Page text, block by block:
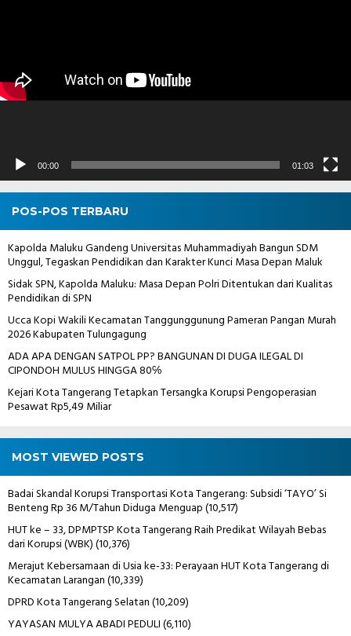
00:00 01:03
POS-POS TERBARU
Kapolda Maluku Gandeng Universitas Muhammadiyah Bangun SDM
Unggul, Tegaskan Pendidikan dan Karakter Kunci Masa Depan Maluk
Sidak SPN, Kapolda Maluku: Masa Depan Polri Ditentukan dari Kualitas
Pendidikan di SPN
Ucca Kopi Wakili Kecamatan Tanggunggunung Pameran Pangan Murah
2026 Kabupaten Tulungagung
ADA APA DENGAN SATPOL PP? BANGUNAN DI DUGA ILEGAL DI
CIPONDOH MULUS HINGGA 80℅
Kejari Kota Tangerang Tetapkan Tersangka Korupsi Pengoperasian
Pesawat Rp5,49 Miliar
MOST VIEWED POSTS
Badai Skandal Korupsi Transportasi Kota Tangerang: Subsidi ‘TAYO’ Si
Benteng Rp 36 M/Tahun Diduga Menguap(10,517)
HUT ke – 33, DPMPTSP Kota Tangerang Raih Predikat Wilayah Bebas
dari Korupsi (WBK)(10,376)
Merajut Kebersamaan di Usia ke-33: Perayaan HUT Kota Tangerang di
Kecamatan Larangan(10,339)
DPRD Kota Tangerang Selatan(10,209)
YAYASAN MULYA ABADI PEDULI(6,110)